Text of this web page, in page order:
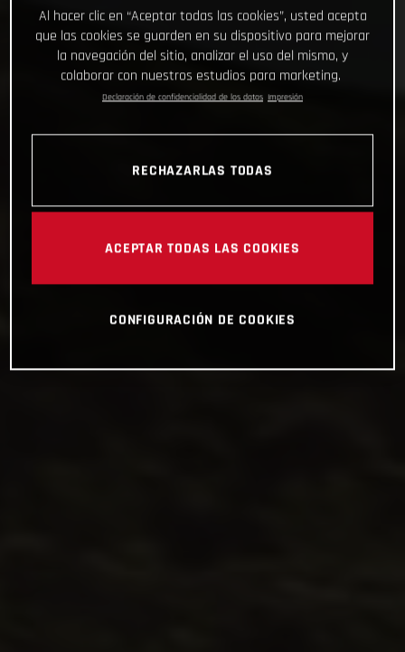
Al hacer clic en “Aceptar todas las cookies”, usted acepta
que las cookies se guarden en su dispositivo para mejorar
la navegación del sitio, analizar el uso del mismo, y
colaborar con nuestros estudios para marketing.
Declaración de confidencialidad de los datos Impresión
RECHAZARLAS TODAS
ACEPTAR TODAS LAS COOKIES
CONFIGURACIÓN DE COOKIES